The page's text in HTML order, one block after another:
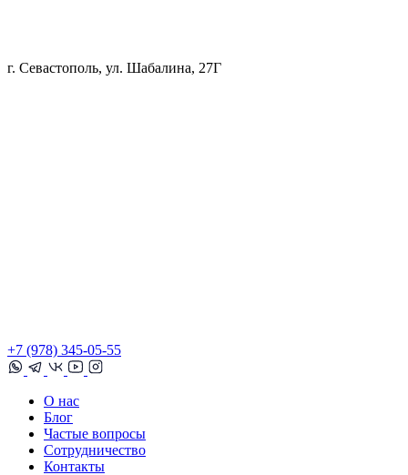
г. Севастополь, ул. Шабалина, 27Г
+7 (978) 345-05-55
О нас
Блог
Частые вопросы
Сотрудничество
Контакты